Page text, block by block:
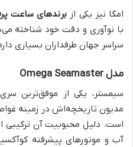
امگا نیز یکی از برندهای ساعت
با نوآوری و دقت خود شناخته
سراسر جهان طرفداران بسیاری
مدل Omega Seamaster
سیمستر، یکی از موفق‌ترین
مدیون تاریخچه‌اش در زمینه
است. دلیل محبوبیت آن ترکیبی از
آب و موتورهای پیشرفته